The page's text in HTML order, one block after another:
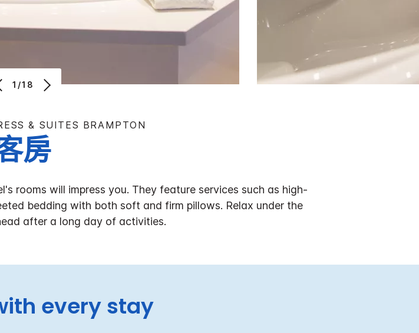
1/18
& SUITES BRAMPTON
房
rooms will impress you. They feature services such as high-
bedding with both soft and firm pillows. Relax under the
after a long day of activities.
every stay